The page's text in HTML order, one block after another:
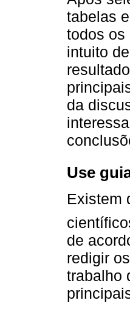
tabelas
todos os
intuito
da
Use
Existem
de
redigir
trabalho